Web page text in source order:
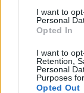
I want to
Personal
Opted In
I want to
Retention,
Personal
Purposes
Opted Out